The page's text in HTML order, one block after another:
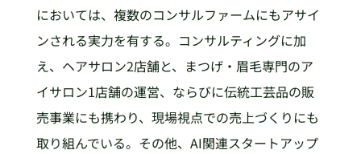
においては、複数のコンサルファームにもアサイ
ンされる実力を有する。コンサルティングに加
え、ヘアサロン2店舗と、まつげ・眉毛専門のア
イサロン1店舗の運営、ならびに伝統工芸品の販
売事業にも携わり、現場視点での売上づくりにも
取り組んでいる。その他、AI関連スタートアップ